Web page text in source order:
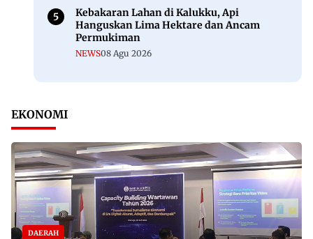
Kebakaran Lahan di Kalukku, Api
Hanguskan Lima Hektare dan Ancam
Permukiman
NEWS08 Agu 2026
EKONOMI
DAERAH